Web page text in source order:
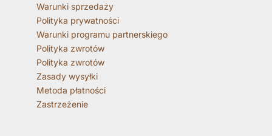
Warunki sprzedaży
Polityka prywatności
Warunki programu partnerskiego
Polityka zwrotów
Polityka zwrotów
Zasady wysyłki
Metoda płatności
Zastrzeżenie